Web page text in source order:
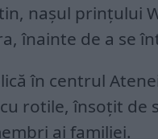
nașul prințului
înainte de a se
în centrul
rotile, însoțit de
ai familiei.